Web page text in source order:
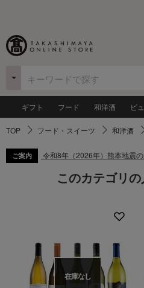
ギフト フード 和洋酒 ビ
TOP フード・スイーツ 和洋酒
ご案内 令和8年（2026年）熊本地震
このカテゴリ
在庫なし